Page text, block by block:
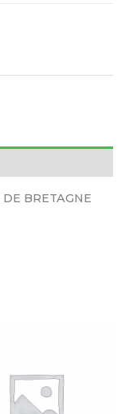
BRETAGNE